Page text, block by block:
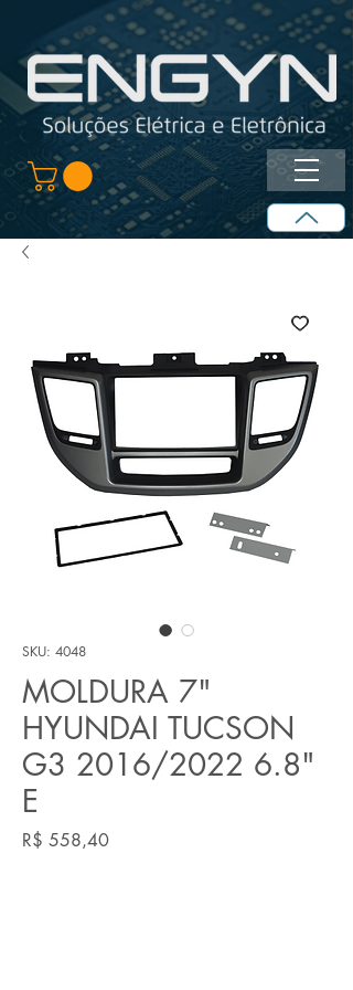
SKU: 4048
MOLDURA 7"
HYUNDAI TUCSON
G3 2016/2022 6.8"
E
R$ 558,40Preço